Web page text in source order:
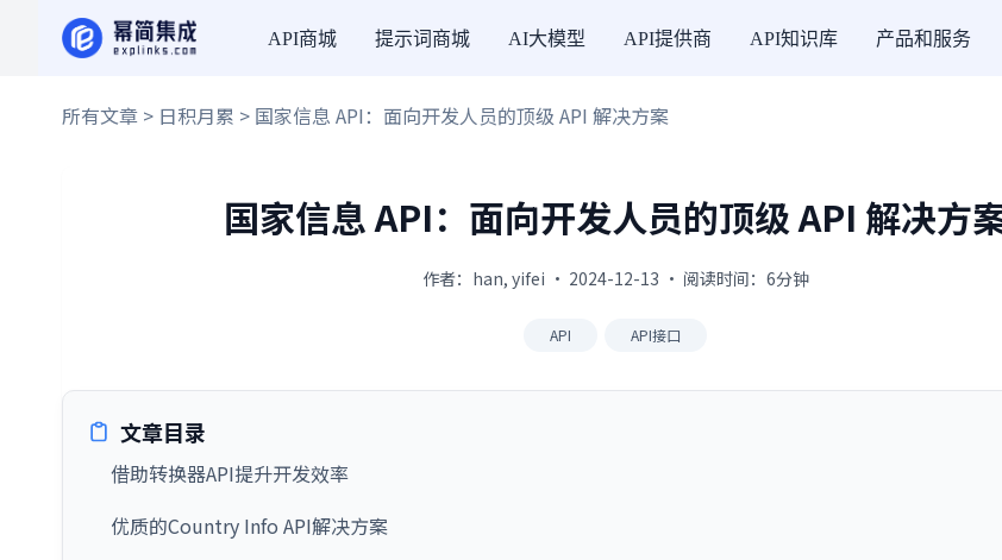
API商城 提示词商城 AI大模型 API提供商 API知识库 产品和服务
所有文章 > 日积月累 > 国家信息 API：面向开发人员的顶级 API 解决方案
国家信息 API：面向开发人员的顶级 API 解决方
作者：han, yifei · 2024-12-13 · 阅读时间：6分钟
API API接口
文章目录
借助转换器API提升开发效率
优质的Country Info API解决方案